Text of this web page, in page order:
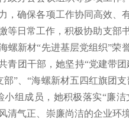
确保各项工作协同高效、有
等日常工作，积极协助支部
螺新材“先进基层党组织”荣
青团干部，她坚持“党建带团
”、“海螺新材五四红旗团支
组成员，她积极落实“廉洁
清气正、崇廉尚洁的企业环